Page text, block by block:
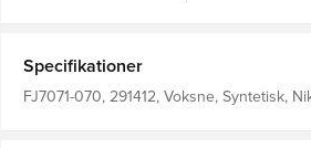
Specifikationer
FJ7071-070, 291412, Voksne, Syntetisk,